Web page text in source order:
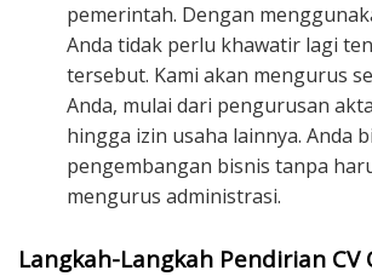
pemerintah. Dengan
Anda tidak perlu khawatir lagi
tersebut. Kami akan mengurus
Anda, mulai dari pengurusan
hingga izin usaha lainnya. Anda
pengembangan bisnis tanpa
mengurus administrasi.
Langkah-Langkah Pendirian CV